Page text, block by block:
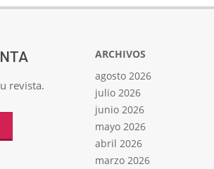
revista.
ARCHIVOS
agosto 2026
julio 2026
junio 2026
mayo 2026
abril 2026
marzo 2026